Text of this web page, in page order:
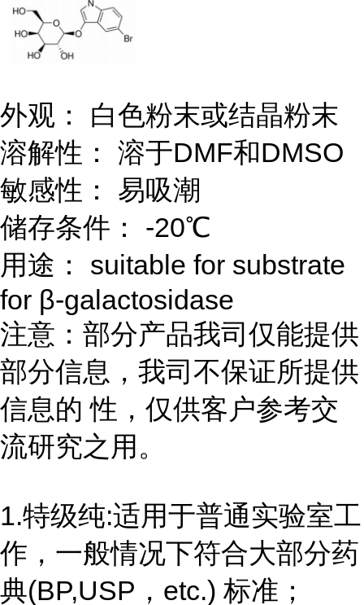
外观： 白色粉末或结晶粉末
溶解性： 溶于DMF和DMSO
敏感性： 易吸潮
储存条件： -20℃
用途： suitable for substrate
for β-galactosidase
注意：部分产品我司仅能提供
部分信息，我司不保证所提供
信息的 性，仅供客户参考交
流研究之用。
1.特级纯:适用于普通实验室工
作，一般情况下符合大部分药
典(BP,USP，etc.) 标准；